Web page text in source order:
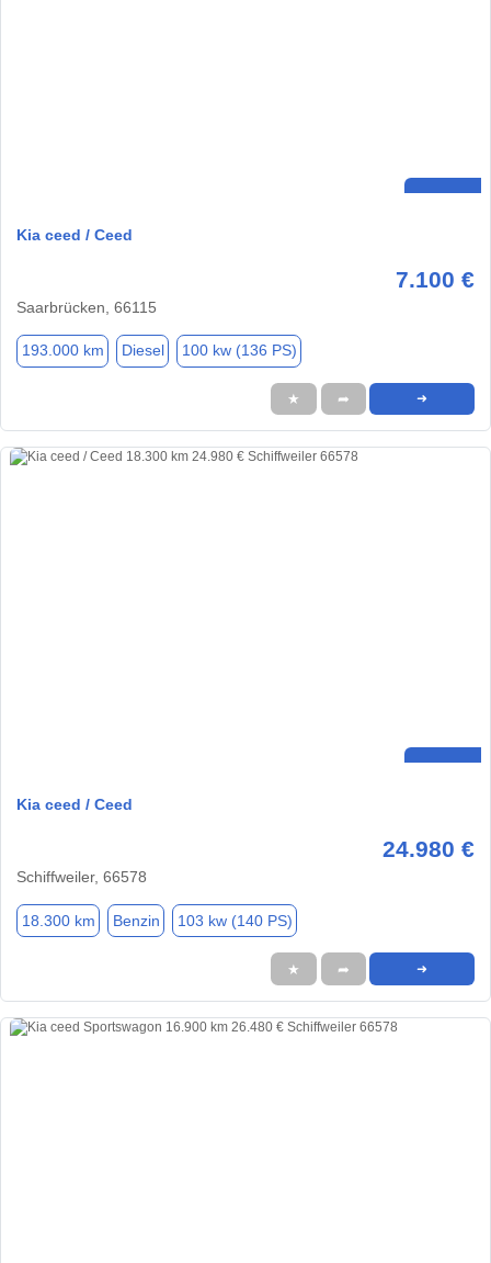
Kia ceed / Ceed
7.100 €
Saarbrücken, 66115
193.000 km Diesel 100 kw (136 PS)
★ ➦ ➜
Kia ceed / Ceed
24.980 €
Schiffweiler, 66578
18.300 km Benzin 103 kw (140 PS)
★ ➦ ➜